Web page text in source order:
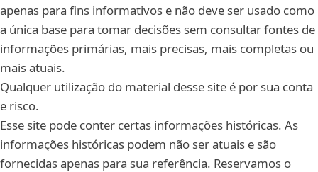
apenas para fins informativos e não deve ser usado como
a única base para tomar decisões sem consultar fontes de
informações primárias, mais precisas, mais completas ou
mais atuais.
Qualquer utilização do material desse site é por sua conta
e risco.
Esse site pode conter certas informações históricas. As
informações históricas podem não ser atuais e são
fornecidas apenas para sua referência. Reservamos o